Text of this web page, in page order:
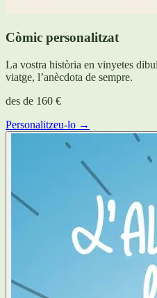
Còmic personalitzat
La vostra història en vinyetes
viatge, l’anècdota de sempre.
des de 160 €
Personalitzeu-lo →